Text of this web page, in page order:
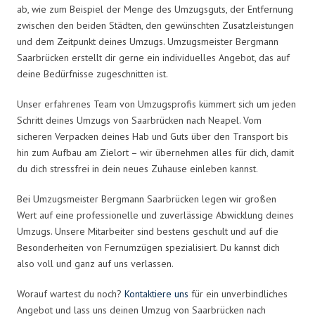
ab, wie zum Beispiel der Menge des Umzugsguts, der Entfernung
zwischen den beiden Städten, den gewünschten Zusatzleistungen
und dem Zeitpunkt deines Umzugs. Umzugsmeister Bergmann
Saarbrücken erstellt dir gerne ein individuelles Angebot, das auf
deine Bedürfnisse zugeschnitten ist.
Unser erfahrenes Team von Umzugsprofis kümmert sich um jeden
Schritt deines Umzugs von Saarbrücken nach Neapel. Vom
sicheren Verpacken deines Hab und Guts über den Transport bis
hin zum Aufbau am Zielort – wir übernehmen alles für dich, damit
du dich stressfrei in dein neues Zuhause einleben kannst.
Bei Umzugsmeister Bergmann Saarbrücken legen wir großen
Wert auf eine professionelle und zuverlässige Abwicklung deines
Umzugs. Unsere Mitarbeiter sind bestens geschult und auf die
Besonderheiten von Fernumzügen spezialisiert. Du kannst dich
also voll und ganz auf uns verlassen.
Worauf wartest du noch? Kontaktiere uns für ein unverbindliches
Angebot und lass uns deinen Umzug von Saarbrücken nach